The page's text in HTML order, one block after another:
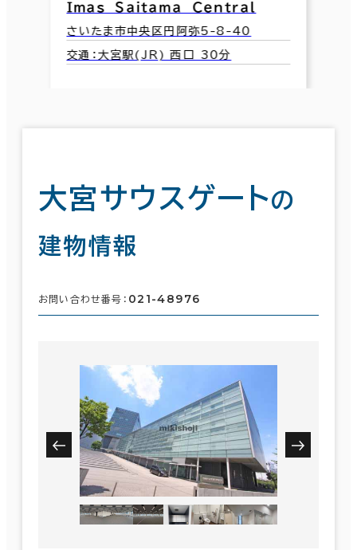
Ｉｍａｓ Ｓａｉｔａｍａ Ｃｅｎｔｒａｌ
さいたま市中央区円阿弥5-8-40
交通：大宮駅(JR) 西口 30分
大宮サウスゲートの
建物情報
お問い合わせ番号： 021-48976